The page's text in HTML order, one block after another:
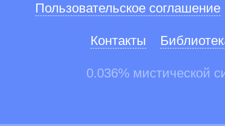
Пользовательское соглашение
Контакты
0.036% мистической